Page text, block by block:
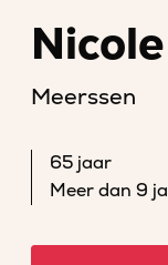
Nicole
Meerssen
65 jaar
Meer dan 9